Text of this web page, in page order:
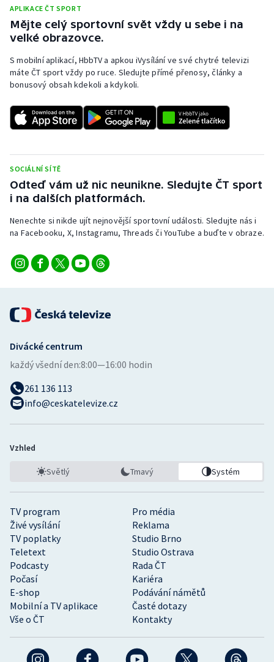
Rychlobruslení
Rychlostní kanoistika
Short track
Sportovní střelba
Stolní tenis
Triatlon
Veslování
Volejbal
Ostatní
APLIKACE ČT SPORT
Mějte celý sportovní svět vždy u sebe i na
velké obrazovce.
S mobilní aplikací, HbbTV a apkou iVysílání ve své chytré televizi
máte ČT sport vždy po ruce. Sledujte přímé přenosy, články a
bonusový obsah kdekoli a kdykoli.
SOCIÁLNÍ SÍTĚ
Odteď vám už nic neunikne. Sledujte ČT sport
i na dalších platformách.
Nenechte si nikde ujít nejnovější sportovní události. Sledujte nás i
na Facebooku, X, Instagramu, Threads či YouTube a buďte v obraze.
TV program
Pro média
Živé vysílání
Reklama
TV poplatky
Studio Brno
Teletext
Studio Ostrava
Podcasty
Rada ČT
Počasí
Kariéra
E-shop
Podávání námětů
Mobilní a TV aplikace
Časté dotazy
Vše o ČT
Kontakty
Divácké centrum
každý všední den:8:00—16:00 hodin
261 136 113
info@ceskatelevize.cz
Vzhled
Světlý Tmavý Systém